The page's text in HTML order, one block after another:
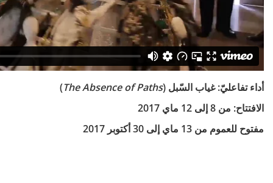
أداء تفاعليّ: غياب السّبل (The Absence of Paths
)
الافتتاح: من 8 إلى 12 ماي 2017
مفتوح للعموم من 13 ماي إلى 30 أكتوبر 2017